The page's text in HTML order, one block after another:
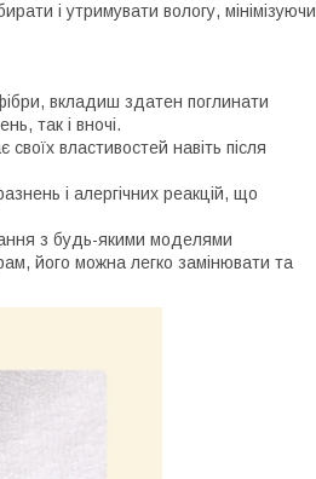
і утримувати вологу, мінімізуючи
вкладиш здатен поглинати
так і вночі.
властивостей навіть після
і алергічних реакцій, що
з будь-якими моделями
його можна легко замінювати та